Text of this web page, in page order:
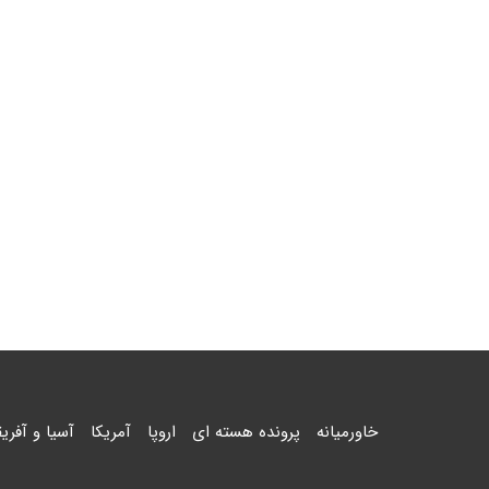
خاورمیانه پرونده هسته ای اروپا آمریکا آسیا و